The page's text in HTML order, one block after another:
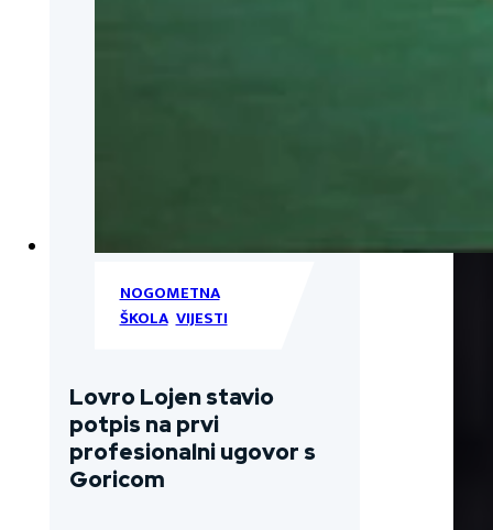
NOGOMETNA
ŠKOLA,VIJESTI
Lovro Lojen stavio
potpis na prvi
profesionalni ugovor s
Goricom